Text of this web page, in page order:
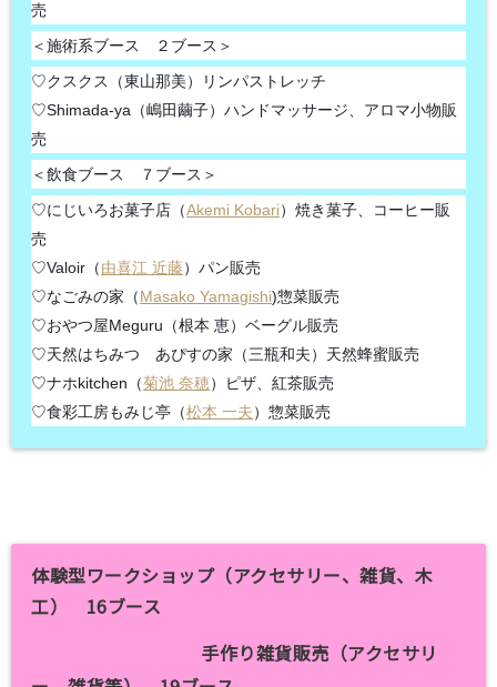
売
＜施術系ブース ２ブース＞
♡クスクス（東山那美）リンパストレッチ
♡Shimada-ya（嶋田繭子）ハンドマッサージ、アロマ小物販
売
＜飲食ブース ７ブース＞
♡にじいろお菓子店（Akemi Kobari）焼き菓子、コーヒー販
売
♡Valoir（由喜江 近藤）パン販売
♡なごみの家（Masako Yamagishi)惣菜販売
♡おやつ屋Meguru（根本 恵）ベーグル販売
♡天然はちみつ あぴすの家（三瓶和夫）天然蜂蜜販売
♡ナホkitchen（菊池 奈穂）ピザ、紅茶販売
♡食彩工房もみじ亭（松本 一夫）惣菜販売
体験型ワークショップ（アクセサリー、雑貨、木
工） 16ブース
手作り雑貨販売（アクセサリ